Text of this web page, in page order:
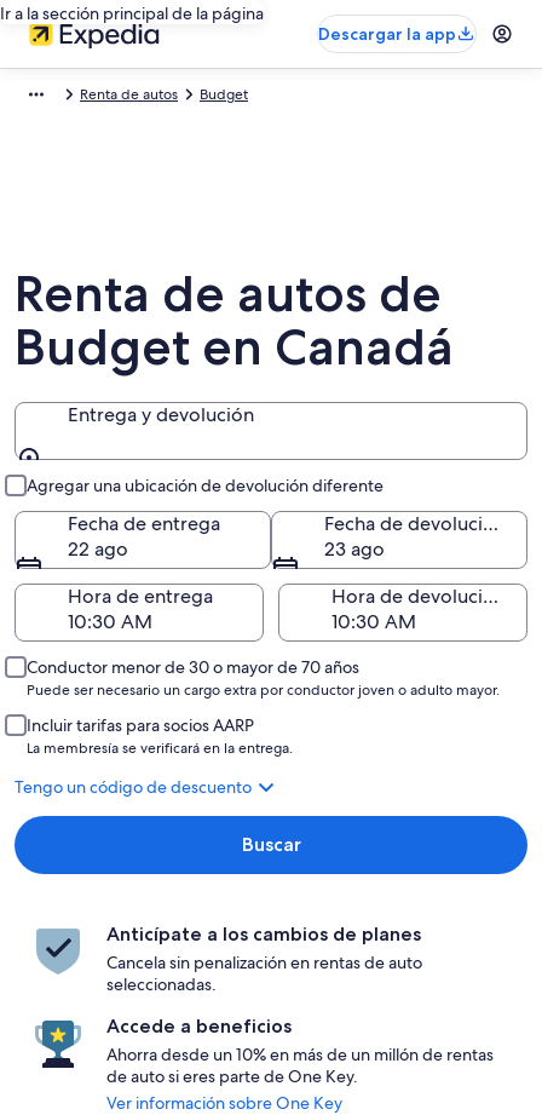
Ir a la sección principal de la página
Descargar la app
Renta de autos Budget
Renta de autos de
Budget en Canadá
Entrega y devolución
Agregar una ubicación de devolución diferente
Fecha de entrega
22 ago
Fecha de devolución
23 ago
Hora de entrega
Hora de devolución
Conductor menor de 30 o mayor de 70 años
Puede ser necesario un cargo extra por conductor joven o adulto mayor.
Incluir tarifas para socios AARP
La membresía se verificará en la entrega.
Tengo un código de descuento
Buscar
Anticípate a los cambios de planes
Cancela sin penalización en rentas de auto
seleccionadas.
Accede a beneficios
Ahorra desde un 10% en más de un millón de rentas
de auto si eres parte de One Key.
Ver información sobre One Key